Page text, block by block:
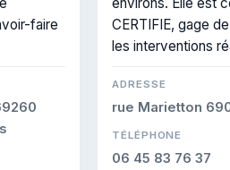
faire
CERTIFIE, gage
les interventions
ADRESSE
rue Marietton
TÉLÉPHONE
06 45 83 76 37